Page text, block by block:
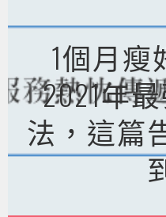
至
內
容
1個月瘦
2021年
法，這篇